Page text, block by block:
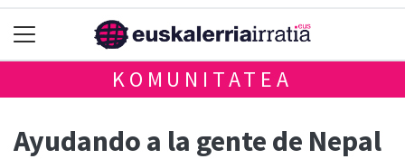
KOMUNITATEA
Ayudando a la gente de Nepal